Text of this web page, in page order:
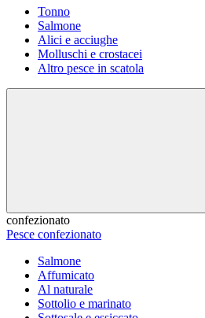
Tonno
Salmone
Alici e acciughe
Molluschi e crostacei
Altro pesce in scatola
confezionato
Pesce confezionato
Salmone
Affumicato
Al naturale
Sottolio e marinato